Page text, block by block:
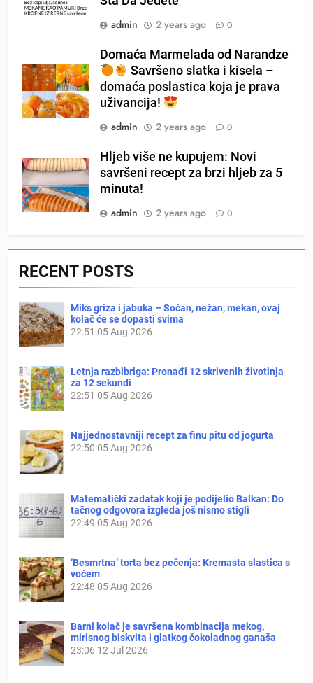
admin
2 years ago 0
Domaća Marmelada od Narandze
Savršeno slatka i kisela –
domaća poslastica koja je prava
uživancija!
admin
2 years ago 0
Hljeb više ne kupujem: Novi
savršeni recept za brzi hljeb za 5
minuta!
admin
2 years ago 0
RECENT POSTS
Miks griza i jabuka – Sočan, nežan, mekan, ovaj
kolač će se dopasti svima
22:51 05 Aug 2026
Letnja razbibriga: Pronađi 12 skrivenih životinja
za 12 sekundi
22:51 05 Aug 2026
Najjednostavniji recept za finu pitu od jogurta
22:50 05 Aug 2026
Matematički zadatak koji je podijelio Balkan: Do
tačnog odgovora izgleda još nismo stigli
22:49 05 Aug 2026
‘Besmrtna’ torta bez pečenja: Kremasta slastica s
voćem
22:48 05 Aug 2026
Barni kolač je savršena kombinacija mekog,
mirisnog biskvita i glatkog čokoladnog ganaša
23:06 12 Jul 2026